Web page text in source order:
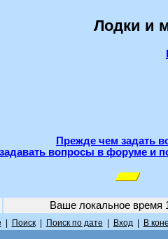
Лодки и
Прежде чем задать
вопросы в форуме и
Ваше локальное время
Поиск| Поиск по дате Вход| В